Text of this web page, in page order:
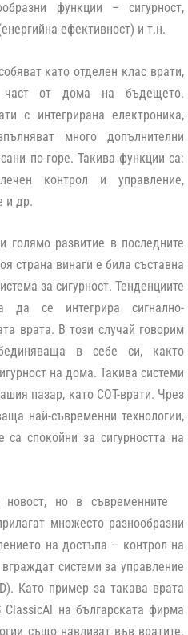
функции – сигурност,
ефективност) и т.н.
като отделен клас врати,
от дома на бъдещето.
с интегрирана електроника,
много допълнителни
по-горе. Такива функции са:
контрол и управление,
и др.
голямо развитие в последните
страна винаги е била съставна
за сигурност. Тенденциите
да се интегрира сигнално-
врата. В този случай говорим
в себе си, както
на дома. Такива системи
пазар, като СОТ-врати. Чрез
най-съвременни технологии,
спокойни за сигурността на
но в съвременните
множесто разнообразни
на достъпа – контрол на
системи за управление
Като пример за такава врата
на българската фирма
също навлизат във вратите.